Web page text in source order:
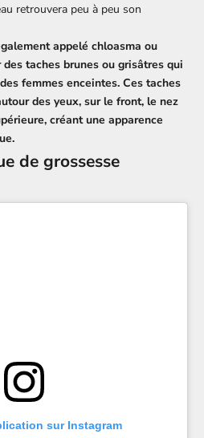
retrouvera peu à peu son
appelé chloasma ou
taches brunes ou grisâtres qui
femmes enceintes. Ces taches
des yeux, sur le front, le nez
créant une apparence
de grossesse
sur Instagram